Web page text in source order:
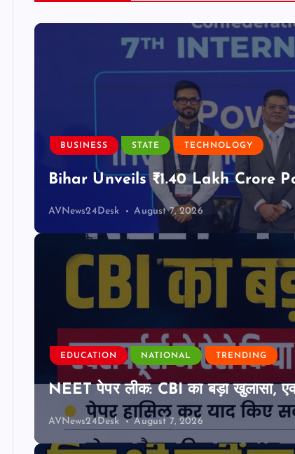
BUSINESS STATE TECHNOLOGY
Bihar Unveils ₹1.40 Lakh Crore
AVNews24Desk August 7, 2026
EDUCATION NATIONAL TRENDING
NEET पेपर लीक: CBI का बड़ा खुलासा,
AVNews24Desk August 7, 2026